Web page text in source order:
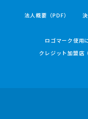
法人概要（PDF）
ロゴマーク使用
クレジット加盟店